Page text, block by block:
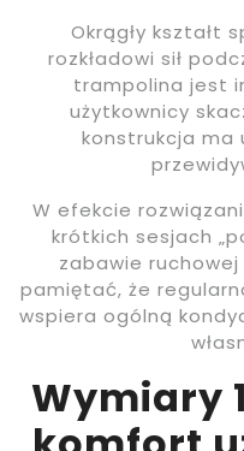
Okrągły kształt
rozkładowi sił
trampolina jest
użytkownicy
konstrukcja ma
W efekcie
krótkich sesjach
zabawie
pamiętać, że
wspiera ogólną
Wymiary